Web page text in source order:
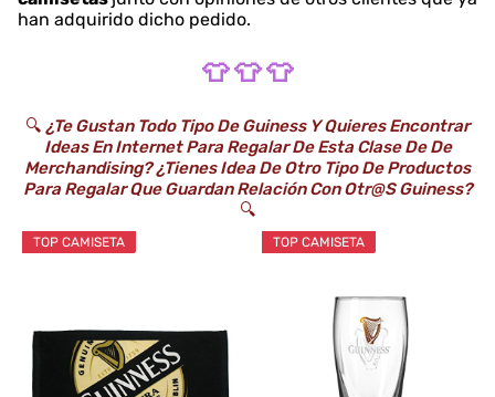
han adquirido dicho pedido.
👕 👕 👕
🔍 ¿Te Gustan Todo Tipo De Guiness Y Quieres Encontrar
Ideas En Internet Para Regalar De Esta Clase De De
Merchandising? ¿Tienes Idea De Otro Tipo De Productos
Para Regalar Que Guardan Relación Con Otr@s Guiness?
🔍
TOP CAMISETA TOP CAMISETA